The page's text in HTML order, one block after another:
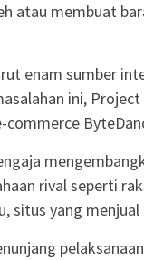
atau membuat
enam sumber
ini,
commerce
rival seperti
situs yang